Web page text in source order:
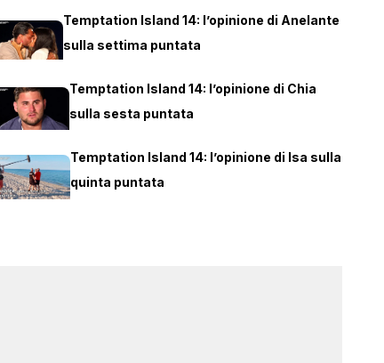
Temptation Island 14: l’opinione di Anelante
sulla settima puntata
Temptation Island 14: l’opinione di Chia
sulla sesta puntata
Temptation Island 14: l’opinione di Isa sulla
quinta puntata